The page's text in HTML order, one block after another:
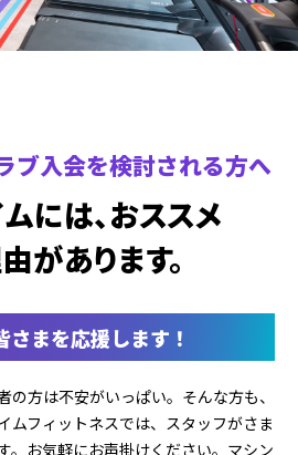
ブ入会を検討される方へ
には、おススメ
があります。
さまを応援します！
方は不安がいっぱい。そんな方も、
ムフィットネスでは、スタッフがさま
。お気軽にお声掛けください。マシン